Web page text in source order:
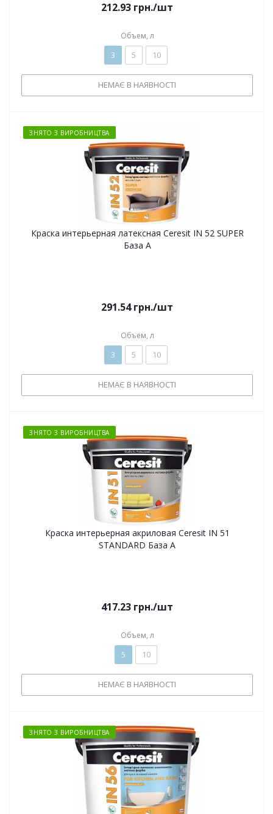
212.93 грн./шт
Объем, л
3 5 10
НЕМАЄ В НАЯВНОСТІ
ЗНЯТО З ВИРОБНИЦТВА
Краска интерьерная латексная Ceresit IN 52 SUPER
База А
291.54грн./шт
Объем, л
3 5 10
НЕМАЄ В НАЯВНОСТІ
ЗНЯТО З ВИРОБНИЦТВА
Краска интерьерная акриловая Ceresit IN 51
STANDARD База А
417.23 грн./шт
Объем, л
5 10
НЕМАЄ В НАЯВНОСТІ
ЗНЯТО З ВИРОБНИЦТВА